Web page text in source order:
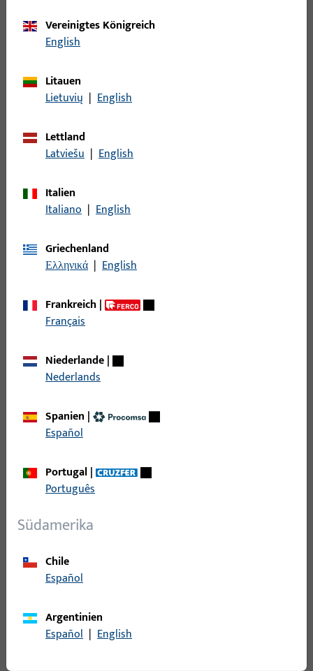
Stützbock
Topfecklager
Türbremse
Türschließer - Zubehör
Verlängerung
Wechsel
Wetterschenkel
Zubehör mechanisch
Filter
Einsatzbereich
Produkttyp
Basisfarbe
Einsatzsystem
Artikel
Vereinigtes Königreich
English
Litauen
Lietuvių | English
Lettland
Latviešu | English
Italien
Italiano | English
Griechenland
Ελληνικά | English
Frankreich|
Français
Niederlande|
Nederlands
Spanien |
Español
Portugal|
Português
Südamerika
Chile
Español
Argentinien
Español | English